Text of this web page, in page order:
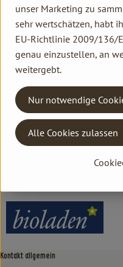
Produktdatenblatt
Herkunft
Hersteller: bioladen
Kontakt allgemein
unser Marketing zu
sehr wertschätzen, habt
EU-Richtlinie 2009/136/
genau einzustellen, an
weitergebt.
Nur notwendige
Alle Cookies zulassen